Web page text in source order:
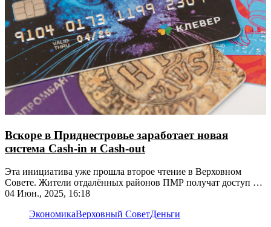
Вскоре в Приднестровье заработает новая
система Cash-in и Cash-out
Эта инициатива уже прошла второе чтение в Верховном
Совете. Жители отдалённых районов ПМР получат доступ к
привычным банковским операциям
04 Июн., 2025, 16:18
ЭкономикаВерховный СоветДеньги